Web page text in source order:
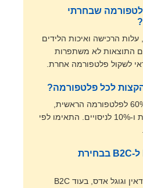
שבחרתי
הרכישה ואיכות הלידים
אם התוצאות לא משתפרות
לשקול פלטפורמה אחרת.
לכל פלטפורמה?
התחילו עם חלוקה של 60% לפלטפורמה הראשית,
30% לפלטפורמה משנית ו-10% לניסויים. התאימו לפי
מה ההבדל בין B2B ל-B2C בבחירת
B2B מתאים יותר ללינקדאין וגוגל אדס, בעוד B2C